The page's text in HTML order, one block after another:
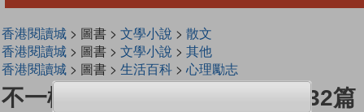
香港閱讀城> 圖書 > 文學小說 > 散文
香港閱讀城> 圖書 > 文學小說 > 其他
香港閱讀城> 圖書 > 生活百科> 心理勵志
不一樣的故事──阿濃愛的故事32篇